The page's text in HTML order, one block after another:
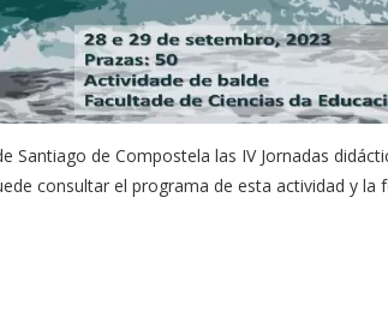
Santiago de Compostela las IV Jornadas
consultar el programa de esta actividad y la